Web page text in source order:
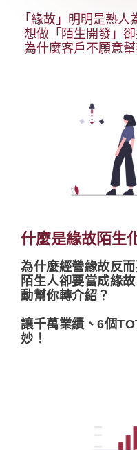
緣故」明明是熟人為
做「陌生開發」卻
什麼客戶不願意幫
什麼是緣故陌生
為什麼經營緣故反
陌生人卻要當成緣
動幫你轉介紹？
讓千萬業績、6個
妙！